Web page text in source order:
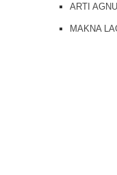
ARTI
MAKNA